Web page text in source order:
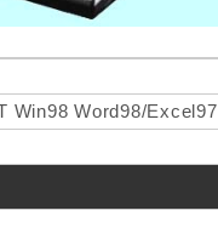
Win98 Word98/Excel97